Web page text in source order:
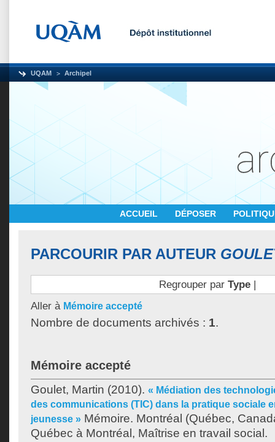
UQAM Archipel
ACCUEIL DÉPOSER
PARCOURIR PAR AUTEUR
Regrouper par Type|
Aller à Mémoire accepté
Nombre de documents archivés : 1.
Mémoire accepté
Goulet, Martin (2010). « Médiation des
des communications (TIC) dans la pratique sociale
jeunesse » Mémoire. Montréal (Québec,
Québec à Montréal, Maîtrise en travail social.